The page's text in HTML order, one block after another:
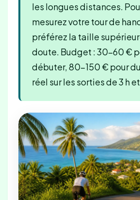
les longues distances.
mesurez votre tour de
préférez la taille
doute. Budget : 30-60 €
débuter, 80-150 € pour
réel sur les sorties de 3 h